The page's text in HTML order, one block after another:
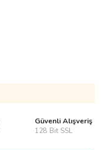
Güvenli Alışveriş
128 Bit SSL